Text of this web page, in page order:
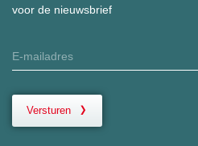
voor de nieuwsbrief
Versturen